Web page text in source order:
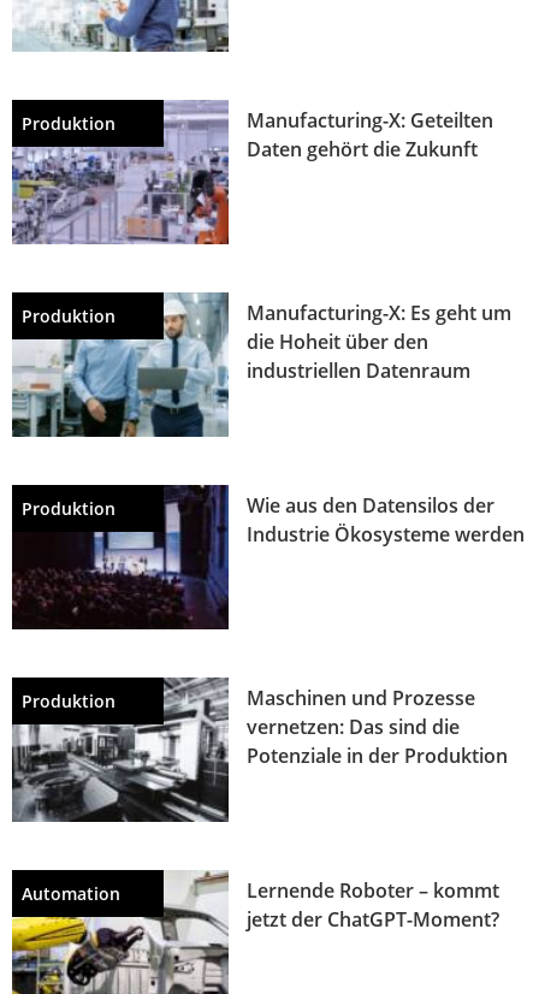
Produktion
Manufacturing-X: Geteilten
Daten gehört die Zukunft
Produktion
Manufacturing-X: Es geht um
die Hoheit über den
industriellen Datenraum
Produktion
Wie aus den Datensilos der
Industrie Ökosysteme werden
Produktion
Maschinen und Prozesse
vernetzen: Das sind die
Potenziale in der Produktion
Automation
Lernende Roboter – kommt
jetzt der ChatGPT-Moment?